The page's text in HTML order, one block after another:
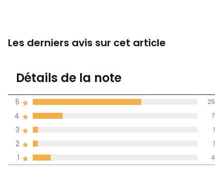
Les derniers avis sur cet article
4,3
de moyenne
obtenue sur
Détails de la note
1 4
2 1
3 1
4 7
5 25